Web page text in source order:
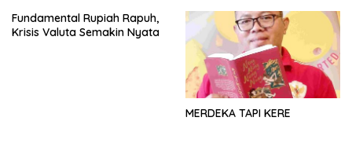
Fundamental Rupiah Rapuh,
Krisis Valuta Semakin Nyata
MERDEKA TAPI KERE